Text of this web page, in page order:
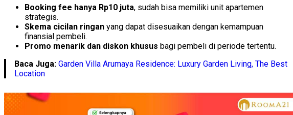
Booking fee hanya Rp10 juta, sudah bisa memiliki unit apartemen
strategis.
Skema cicilan ringan yang dapat disesuaikan dengan kemampuan
finansial pembeli.
Promo menarik dan diskon khusus bagi pembeli di periode tertentu.
Baca Juga: Garden Villa Arumaya Residence: Luxury Garden Living, The Best
Location